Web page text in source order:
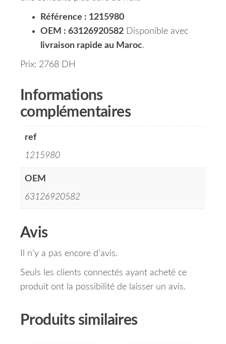
Référence : 1215980
OEM : 63126920582 Disponible avec
livraison rapide au Maroc.
Prix: 2768 DH
Informations
complémentaires
ref
1215980
OEM
63126920582
Avis
Il n’y a pas encore d’avis.
Seuls les clients connectés ayant acheté ce
produit ont la possibilité de laisser un avis.
Produits similaires